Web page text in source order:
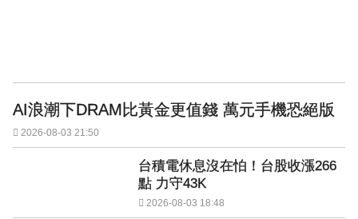
AI浪潮下DRAM比黃金更值錢 萬元手機恐絕版
2026-08-03 21:50
台積電休息沒在怕！台股收漲266
點 力守43K
2026-08-03 18:48